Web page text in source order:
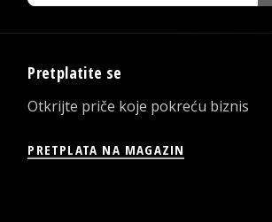
Pretplatite se
Otkrijte priče koje pokreću biznis
PRETPLATA NA MAGAZIN